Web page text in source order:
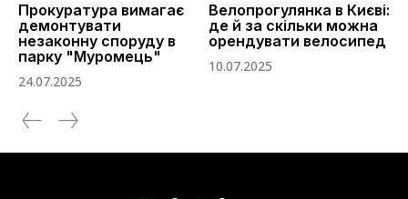
Прокуратура вимагає
демонтувати
незаконну споруду в
парку "Муромець"
24.07.2025
Велопрогулянка в Києві:
де й за скільки можна
орендувати велосипед
10.07.2025